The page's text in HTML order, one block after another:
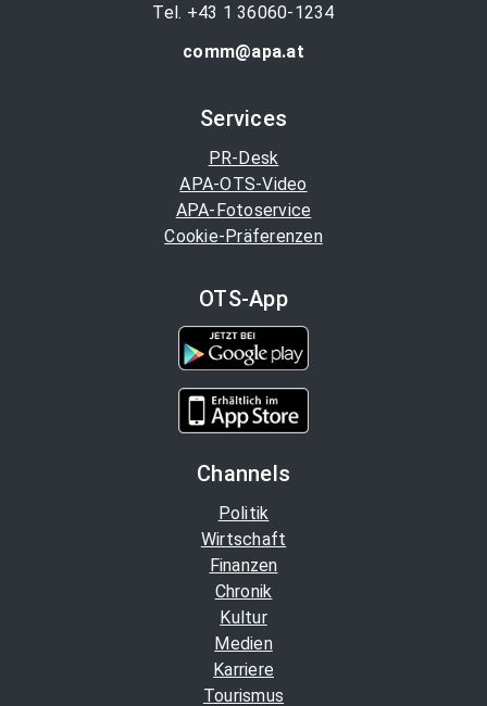
Tel. +43 1 36060-1234
comm@apa.at
Services
PR-Desk
APA-OTS-Video
APA-Fotoservice
Cookie-Präferenzen
OTS-App
Channels
Politik
Wirtschaft
Finanzen
Chronik
Kultur
Medien
Karriere
Tourismus